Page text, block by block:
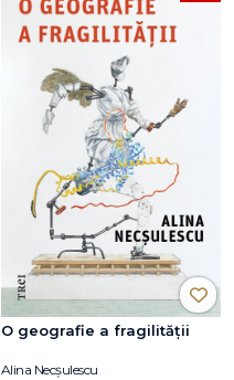
O geografie a fragilității
Alina Necșulescu